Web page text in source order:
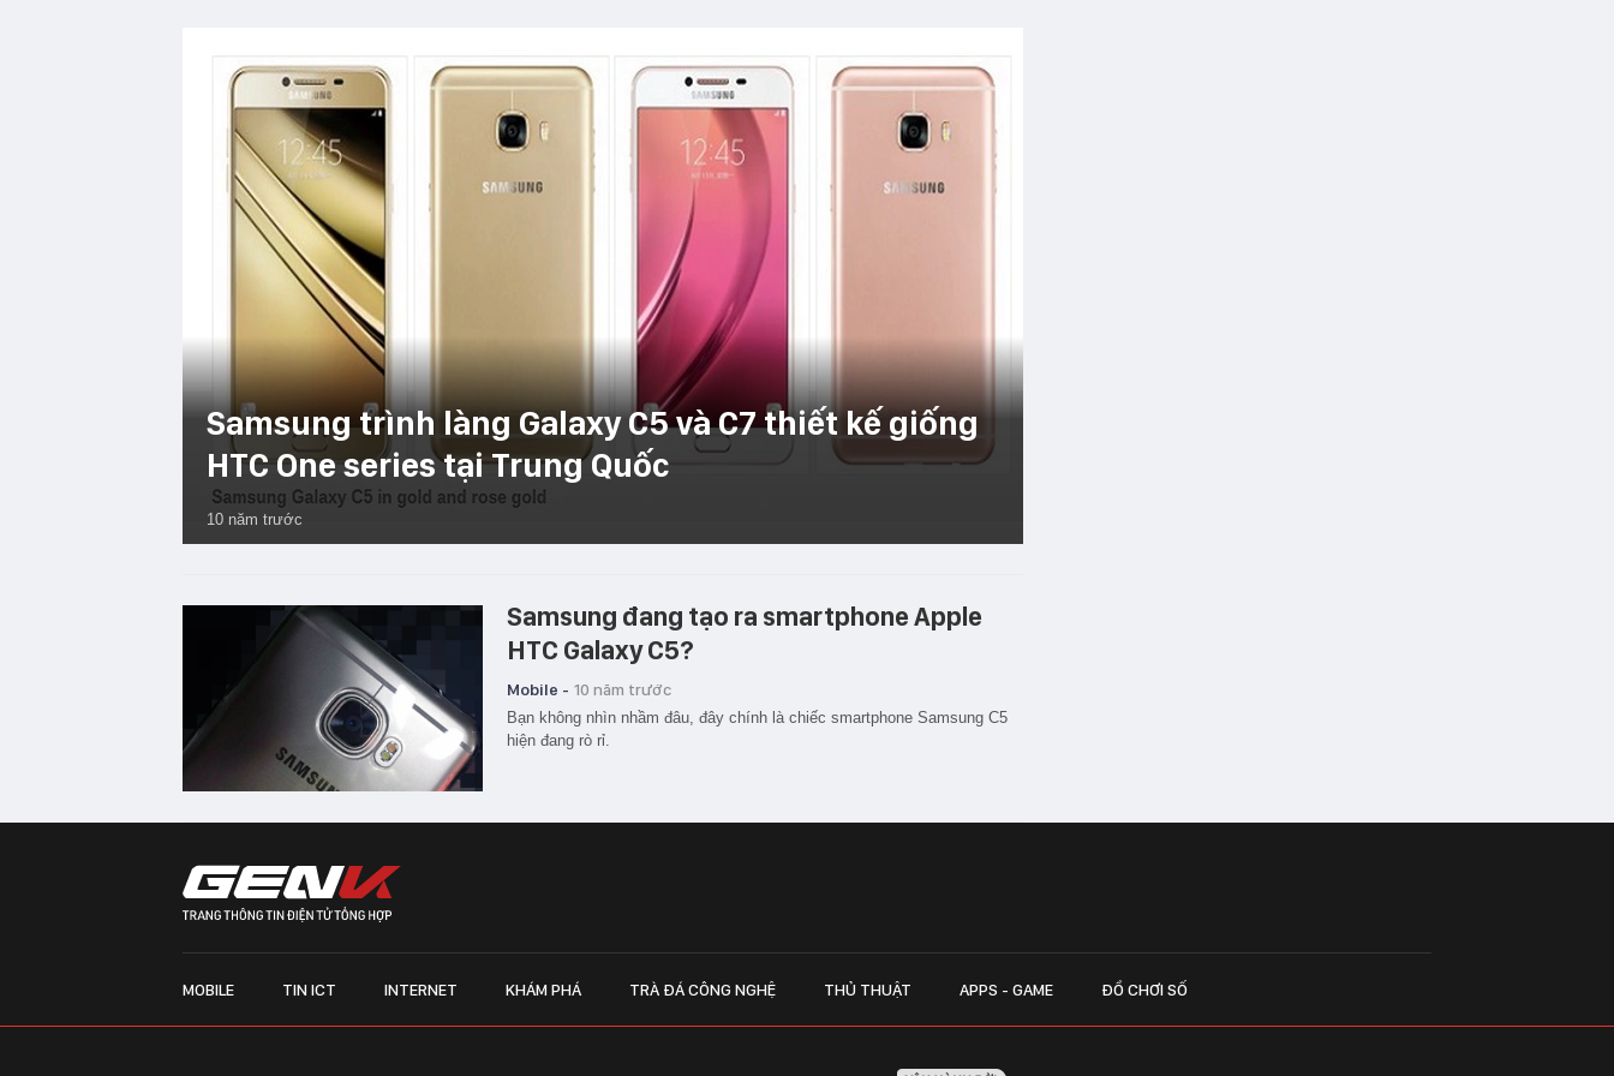
Samsung trình làng Galaxy C5 và C7 thiết kế giống
HTC One series tại Trung Quốc
10 năm trước
Samsung đang tạo ra smartphone Apple
HTC Galaxy C5?
Mobile - 10 năm trước
Bạn không nhìn nhầm đâu, đây chính là chiếc smartphone Samsung C5
hiện đang rò rỉ.
MOBILE TIN ICT INTERNET KHÁM PHÁ TRÀ ĐÁ CÔNG NGHỆ THỦ THUẬT APPS - GAME ĐỒ CHƠI SỐ